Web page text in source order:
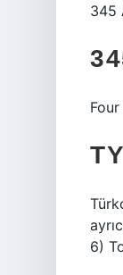
345
6)